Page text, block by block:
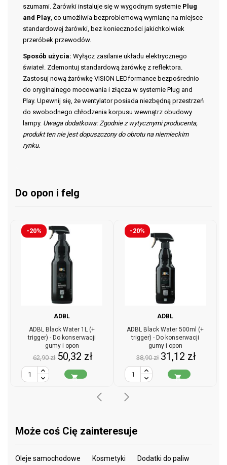
szumami. Żarówki instaluje się w wygodnym systemie Plug
and Play, co umożliwia bezproblemową wymianę na miejsce
standardowej żarówki, bez konieczności jakichkolwiek
przeróbek przewodów.
Sposób użycia: Wyłącz zasilanie układu elektrycznego
świateł. Zdemontuj standardową żarówkę z reflektora.
Zastosuj nową żarówkę VISION LEDformance bezpośrednio
do oryginalnego mocowania i złącza w systemie Plug and
Play. Upewnij się, że wentylator posiada niezbędną przestrzeń
do swobodnego chłodzenia korpusu wewnątrz obudowy
lampy. Uwaga dodatkowa: Zgodnie z wytycznymi producenta,
produkt ten nie jest dopuszczony do obrotu na niemieckim
rynku.
Do opon i felg
-20%
ADBL
ADBL Black Water 1L (+
trigger) - Do konserwacji
gumy i opon
Cena
podstawowa
62,90 zł Cena
50,32 zł

-20%
ADBL
ADBL Black Water 500ml (+
trigger) - Do konserwacji
gumy i opon
Cena
podstawowa
38,90 zł Cena
31,12 zł

Może coś Cię zainteresuje
Oleje samochodowe Kosmetyki Dodatki do paliw